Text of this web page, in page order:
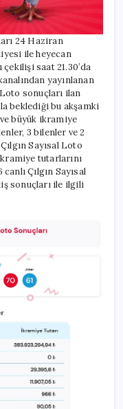
Milli
Piyango
24
Haziran
Çılgın
Loto
çekiliş
sonuçları
belli
oldu:
Büyük
ikramiye
devretti…
İşte
kazanan
24 Haziran
ile heyecan
saat 21.30’da
yayınlanan
sonuçları ilan
beklediği bu akşamki
ve büyük ikramiye
3 bilenler ve 2
Sayısal Loto
tutarlarını
Çılgın Sayısal
sonuçları ile ilgili